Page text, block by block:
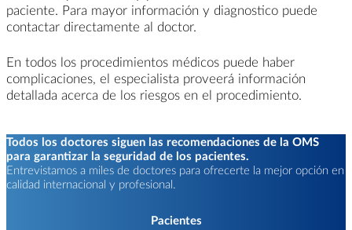
paciente. Para mayor información y diagnostico puede
contactar directamente al doctor.
En todos los procedimientos médicos puede haber
complicaciones, el especialista proveerá información
detallada acerca de los riesgos en el procedimiento.
Todos los doctores siguen las recomendaciones de la OMS
para garantizar la seguridad de los pacientes.
Entrevistamos a miles de doctores para ofrecerte la mejor opción en
calidad internacional y profesional.
Pacientes